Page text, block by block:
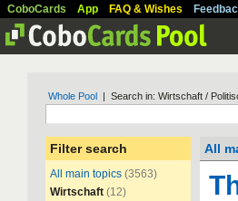
CoboCards App FAQ & Wishes
Whole Pool | Search in: Wirtschaft /
Filter search
All main topics (3563)
Wirtschaft (12)
All